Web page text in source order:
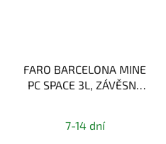
FARO BARCELONA MINE
PC SPACE 3L, ZÁVĚSNÉ
hodnocení
7-14 dní